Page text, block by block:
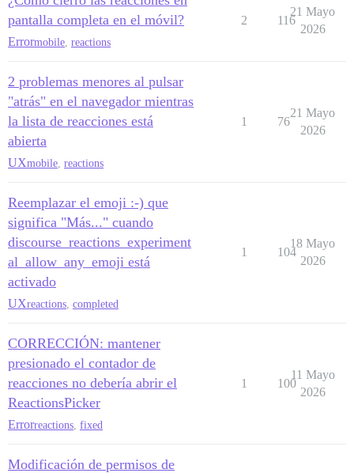
pantalla completa en el móvil?
Errormobile reactions
2 116
21 Mayo
2026
2 problemas menores al pulsar
"atrás" en el navegador mientras
la lista de reacciones está
abierta
UXmobile reactions
1 76
21 Mayo
2026
Reemplazar el emoji :-) que
significa "Más..." cuando
discourse_reactions_experiment
al_allow_any_emoji está
activado
UXreactions completed
1 104
18 Mayo
2026
CORRECCIÓN: mantener
presionado el contador de
reacciones no debería abrir el
ReactionsPicker
Errorreactions fixed
1 100
11 Mayo
2026
Modificación de permisos de